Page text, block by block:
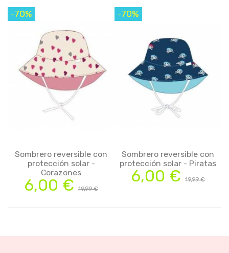
-70%
Sombrero reversible con
protección solar -
Corazones
6,00 € 19,99 €
-70%
Sombrero reversible con
protección solar - Piratas
6,00 € 19,99 €